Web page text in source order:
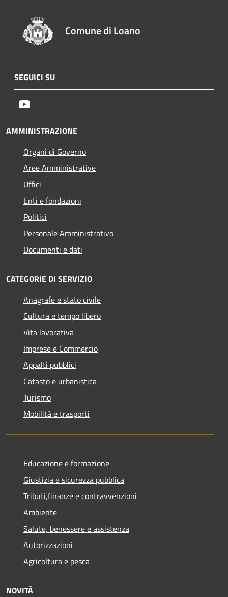
Comune di Loano
SEGUICI SU
AMMINISTRAZIONE
Organi di Governo
Aree Amministrative
Uffici
Enti e fondazioni
Politici
Personale Amministrativo
Documenti e dati
CATEGORIE DI SERVIZIO
Anagrafe e stato civile
Cultura e tempo libero
Vita lavorativa
Imprese e Commercio
Appalti pubblici
Catasto e urbanistica
Turismo
Mobilità e trasporti
Educazione e formazione
Giustizia e sicurezza pubblica
Tributi,finanze e contravvenzioni
Ambiente
Salute, benessere e assistenza
Autorizzazioni
Agricoltura e pesca
NOVITÀ